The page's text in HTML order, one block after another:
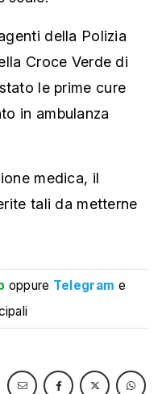
della Polizia
Croce Verde di
le prime cure
in ambulanza
medica, il
tali da metterne
oppure Telegram e